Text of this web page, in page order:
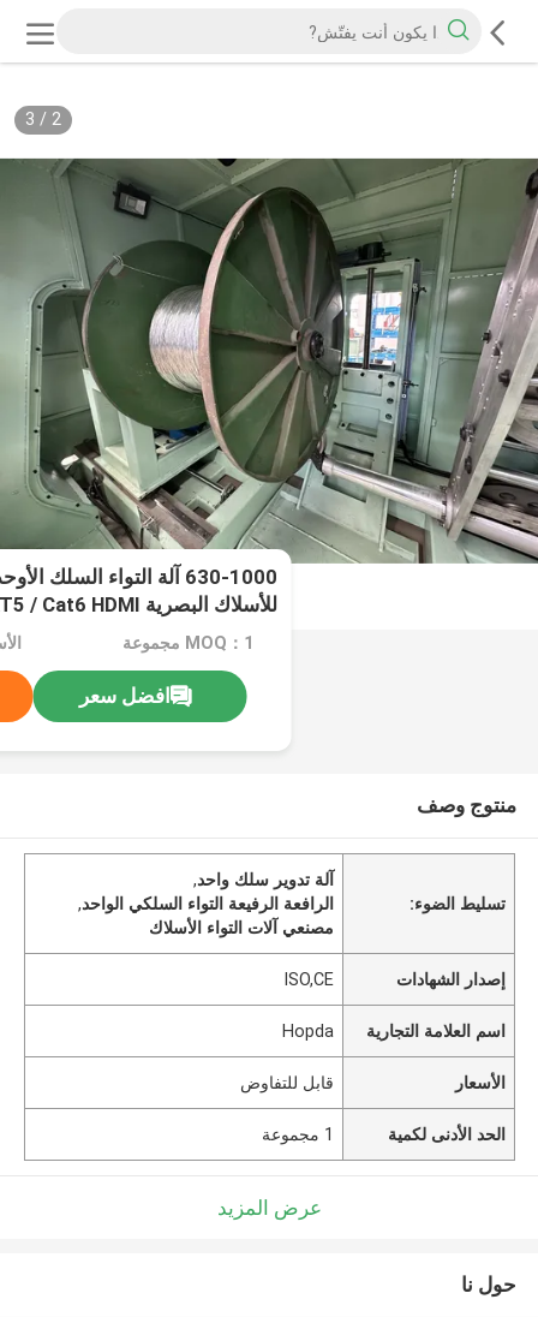
2
/
3
630-1000 آلة التواء
للأسلاك البصرية CAT5 / Cat6 HDMI
MOQ：1 مجموعة
افضل سعر
منتوج وصف
تسليط الضوء:
آلة تدوير سلك واحد,
الرافعة الرفيعة التواء السلكي الواحد,
مصنعي آلات التواء الأسلاك
إصدار الشهادات ISO,CE
اسم العلامة التجارية Hopda
الأسعار قابل للتفاوض
الحد الأدنى لكمية 1 مجموعة
عرض المزيد
حول نا